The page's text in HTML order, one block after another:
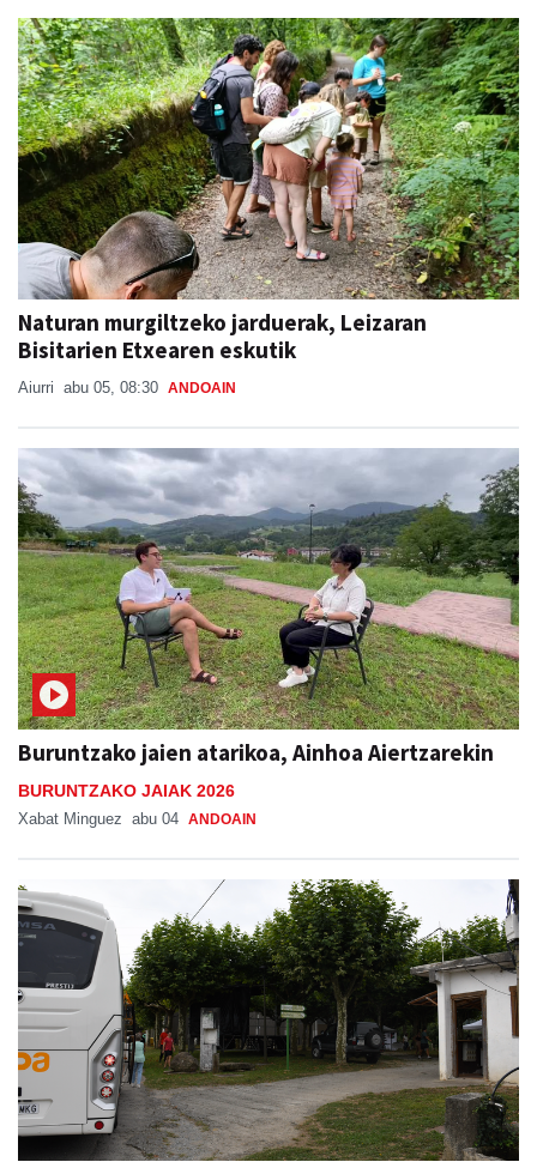
Naturan murgiltzeko jarduerak, Leizaran
Bisitarien Etxearen eskutik
Aiurri abu 05, 08:30 ANDOAIN
Buruntzako jaien atarikoa, Ainhoa Aiertzarekin
BURUNTZAKO JAIAK 2026
Xabat Minguez abu 04 ANDOAIN